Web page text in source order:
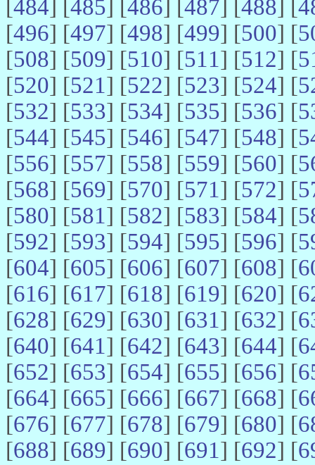
[484] [485] [486] [487] [488] [
[496] [497] [498] [499] [500] [
[508] [509] [510] [511] [512] [
[520] [521] [522] [523] [524] [
[532] [533] [534] [535] [536] [
[544] [545] [546] [547] [548] [
[556] [557] [558] [559] [560] [
[568] [569] [570] [571] [572] [
[580] [581] [582] [583] [584] [
[592] [593] [594] [595] [596] [
[604] [605] [606] [607] [608] [
[616] [617] [618] [619] [620] [
[628] [629] [630] [631] [632] [
[640] [641] [642] [643] [644] [
[652] [653] [654] [655] [656] [
[664] [665] [666] [667] [668] [
[676] [677] [678] [679] [680] [
[688] [689] [690] [691] [692] [